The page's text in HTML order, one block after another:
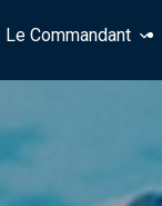
Le Commandant